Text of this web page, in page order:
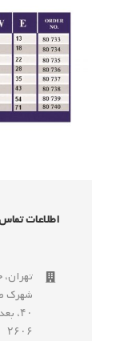
اطلاعات
تهران،
شهرک
۲۶۰۶